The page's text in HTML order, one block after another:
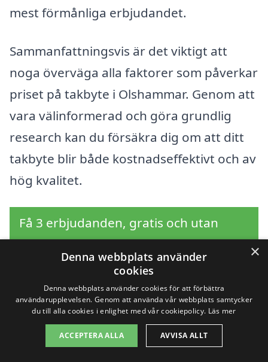
mest förmånliga erbjudandet.
Sammanfattningsvis är det viktigt att
noga överväga alla faktorer som påverkar
priset på takbyte i Olshammar. Genom att
vara välinformerad och göra grundlig
research kan du försäkra dig om att ditt
takbyte blir både kostnadseffektivt och av
hög kvalitet.
Få 3 erbjudanden, gratis och utan
förpliktelser
Sök efter en
professionell för
×
Denna webbplats använder
cookies
Denna webbplats använder cookies för att förbättra
användarupplevelsen. Genom att använda vår webbplats samtycker
du till alla cookies i enlighet med vår cookiepolicy. Läs mer
ACCEPTERA ALLA AVVISA ALLT